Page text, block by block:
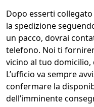
Dopo esserti
la spedizione
un pacco, dovrai
telefono. Noi ti
vicino al tuo domicilio,
L’ufficio va sempre
confermare la
dell’imminente